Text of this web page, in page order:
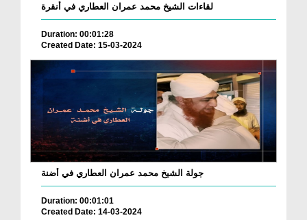
لقاءات الشيخ محمد عمران العطاري في أنقرة
Duration: 00:01:28
Created Date: 15-03-2024
جولة الشيخ محمد عمران العطاري في أضنة
Duration: 00:01:01
Created Date: 14-03-2024